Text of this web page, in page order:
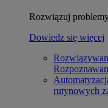
Rozwiązuj
Dowiedz się więcej
rutynowych